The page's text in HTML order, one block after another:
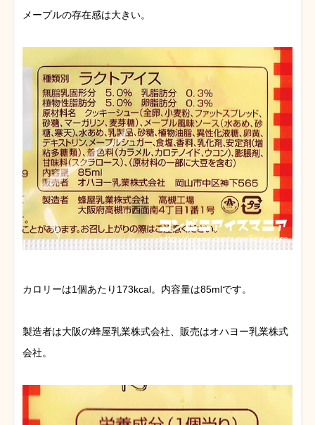
メープルの存在感は大きい。
カロリーは1個あたり173kcal。内容量は85mlです。
製造者は大阪の蜂屋乳業株式会社、販売はオハヨー乳業株式
会社。